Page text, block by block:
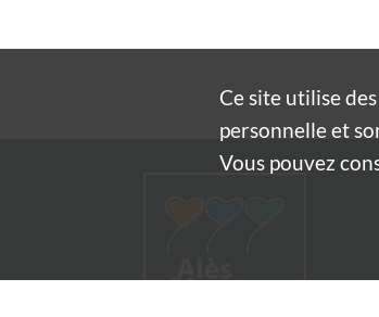
Ce site utilise des
personnelle et
Vous pouvez